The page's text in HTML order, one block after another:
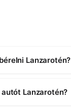
Lanzarotén?
Lanzarotén?